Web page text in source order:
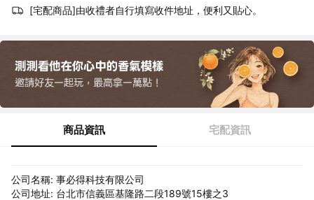
[宅配商品]由收禮者自行填寫收件地址，便利又貼心。
商品資訊 宅配資訊
公司名稱: 事必得科技有限公司
公司地址: 台北市信義區基隆路二段189號15樓之3